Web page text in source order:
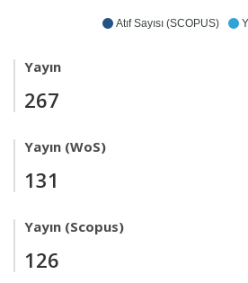
Atıf Sayısı (SCOPUS)
Yayın
267
Yayın (WoS)
131
Yayın (Scopus)
126